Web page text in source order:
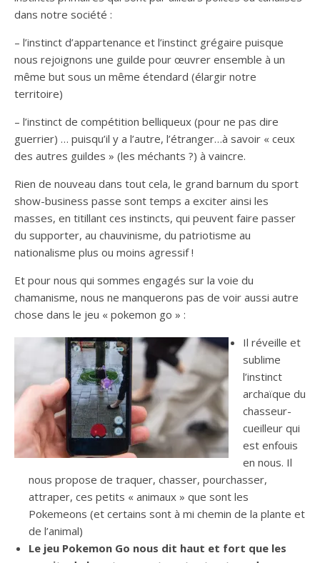
dans notre société :
– l’instinct d’appartenance et l’instinct grégaire puisque
nous rejoignons une guilde pour œuvrer ensemble à un
même but sous un même étendard (élargir notre
territoire)
– l’instinct de compétition belliqueux (pour ne pas dire
guerrier) … puisqu’il y a l’autre, l’étranger…à savoir « ceux
des autres guildes » (les méchants ?) à vaincre.
Rien de nouveau dans tout cela, le grand barnum du sport
show-business passe sont temps a exciter ainsi les
masses, en titillant ces instincts, qui peuvent faire passer
du supporter, au chauvinisme, du patriotisme au
nationalisme plus ou moins agressif !
Et pour nous qui sommes engagés sur la voie du
chamanisme, nous ne manquerons pas de voir aussi autre
chose dans le jeu « pokemon go » :
Il réveille et
sublime
l’instinct
archaïque du
chasseur-
cueilleur qui
est enfouis
en nous. Il
nous propose de traquer, chasser, pourchasser,
attraper, ces petits « animaux » que sont les
Pokemeons (et certains sont à mi chemin de la plante et
de l’animal)
Le jeu Pokemon Go nous dit haut et fort que les